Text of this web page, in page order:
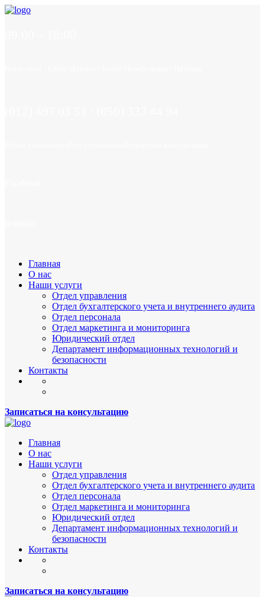
Главная
О нас
Наши услуги
Отдел управления
Отдел бухгалтерского учета и внутреннего аудита
Отдел персонала
Отдел маркетинга и мониторинга
Юридический отдел
Департамент информационных технологий и
безопасности
Контакты
Записаться на консультацию
Главная
О нас
Наши услуги
Отдел управления
Отдел бухгалтерского учета и внутреннего аудита
Отдел персонала
Отдел маркетинга и мониторинга
Юридический отдел
Департамент информационных технологий и
безопасности
Контакты
Записаться на консультацию